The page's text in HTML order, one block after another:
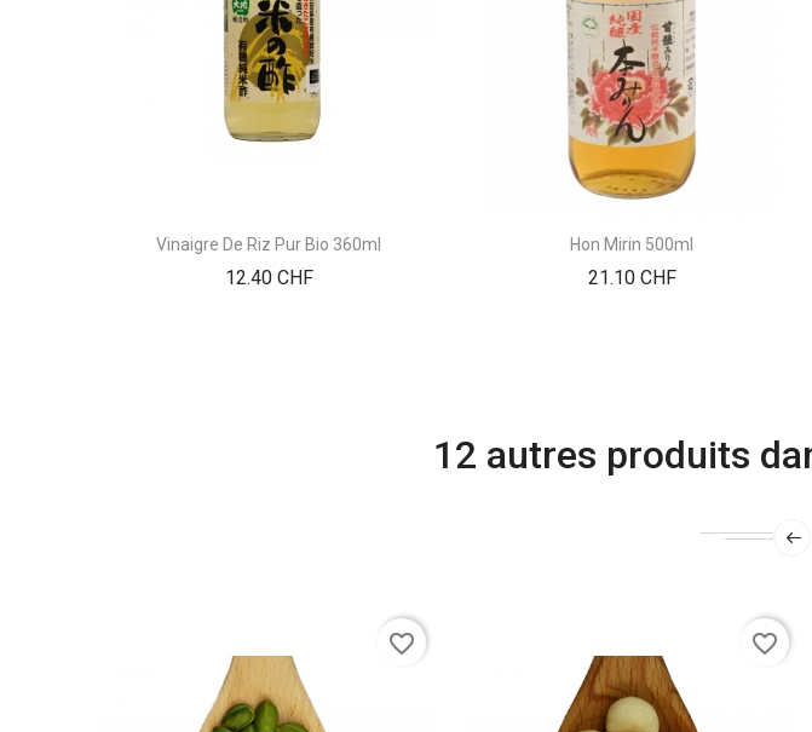
Vinaigre De Riz Pur Bio 360ml
12.40 CHFPrix
Hon Mirin 500ml
21.10 CHFPrix
12 autres produits
favorite_border favorite_border